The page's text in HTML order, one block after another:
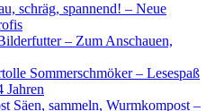
schräg, spannend! – Neue
– Zum Anschauen,
Sommerschmöker – Lesespaß
Jahren
Säen, sammeln, Wurmkompost –